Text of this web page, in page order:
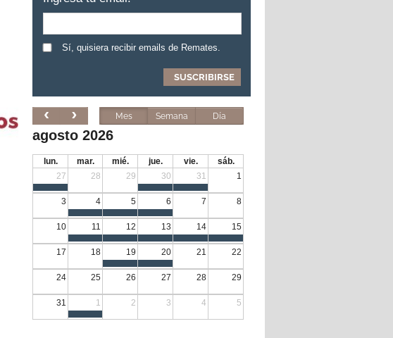
Sí, quisiera recibir emails de Remates.
Mes Semana Día
agosto 2026
lun. mar. mié. jue. vie.
sáb.
27
28 29 30 31 1
3 4 5 6 7 8
10 11 12 13 14 15
17 18 19 20 21 22
24 25 26 27 28 29
31 1 2 3 4 5